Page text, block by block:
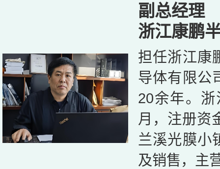
副总经理
浙江康鹏
担任浙江康
导体有限公
20余年。
月，注册资
兰溪光膜小
及销售，主